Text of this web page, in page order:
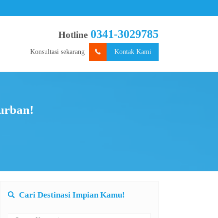
Hotline 0341-3029785
Konsultasi sekarang Kontak Kami
Cari Destinasi Impian Kamu!